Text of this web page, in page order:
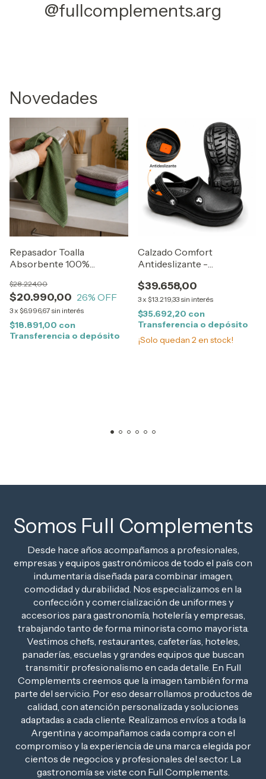
@fullcomplements.arg
Novedades
Repasador Toalla
Absorbente 100%
$20.990,00
$28.224,00
26% OFF
3x $6.996,67 sin interés
$18.891,00 con
Transferencia o depósito
Calzado Comfort
Antideslizante -
$39.658,00
3x $13.219,33 sin interés
$35.692,20 con
Transferencia o depósito
¡Solo quedan 2en stock!
Somos Full Complements
Desde hace años acompañamos a profesionales,
empresas y equipos gastronómicos de todo el país con
indumentaria diseñada para combinar imagen,
comodidad y durabilidad. Nos especializamos en la
confección y comercialización de uniformes y
accesorios para gastronomía, hotelería y empresas,
trabajando tanto de forma minorista como mayorista.
Vestimos chefs, restaurantes, cafeterías, hoteles,
panaderías, escuelas y grandes equipos que buscan
transmitir profesionalismo en cada detalle. En Full
Complements creemos que la imagen también forma
parte del servicio. Por eso desarrollamos productos de
calidad, con atención personalizada y soluciones
adaptadas a cada cliente. Realizamos envíos a toda la
Argentina y acompañamos cada compra con el
compromiso y la experiencia de una marca elegida por
cientos de negocios y profesionales del sector. La
gastronomía se viste con Full Complements.